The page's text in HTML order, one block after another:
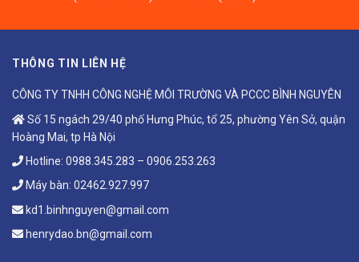
THÔNG TIN LIÊN HỆ
CÔNG TY TNHH CÔNG NGHỆ MÔI TRƯỜNG VÀ PCCC BÌNH NGUYÊN
Số 15 ngách 29/40 phố Hưng Phúc, tổ 25, phường Yên Sở, quận
Hoàng Mai, tp Hà Nội
Hotline: 0988.345.283 – 0906.253.263
Máy bàn: 02462.927.997
kd1.binhnguyen@gmail.com
henrydao.bn@gmail.com